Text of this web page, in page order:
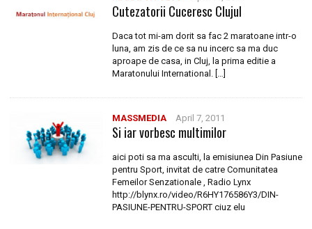
Cutezatorii Cuceresc Clujul
Daca tot mi-am dorit sa fac 2 maratoane intr-o
luna, am zis de ce sa nu incerc sa ma duc
aproape de casa, in Cluj, la prima editie a
Maratonului International. […]
MASSMEDIA April 7, 2011
Si iar vorbesc multimilor
aici poti sa ma asculti, la emisiunea Din Pasiune
pentru Sport, invitat de catre Comunitatea
Femeilor Senzationale , Radio Lynx
http://blynx.ro/video/R6HY176586Y3/DIN-
PASIUNE-PENTRU-SPORT ciuz elu